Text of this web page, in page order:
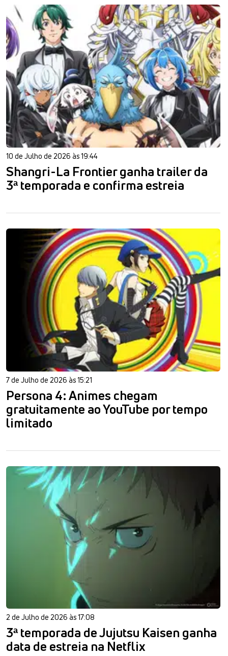
10 de Julho de 2026 às 19:44
Shangri-La Frontier ganha trailer da
3ª temporada e confirma estreia
7 de Julho de 2026 às 15:21
Persona 4: Animes chegam
gratuitamente ao YouTube por tempo
limitado
2 de Julho de 2026 às 17:08
3ª temporada de Jujutsu Kaisen ganha
data de estreia na Netflix